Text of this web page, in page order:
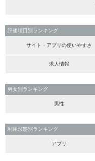
評価項目別ランキング
サイト・アプリの使いやすさ
求人情報
男女別ランキング
男性
利用形態別ランキング
アプリ